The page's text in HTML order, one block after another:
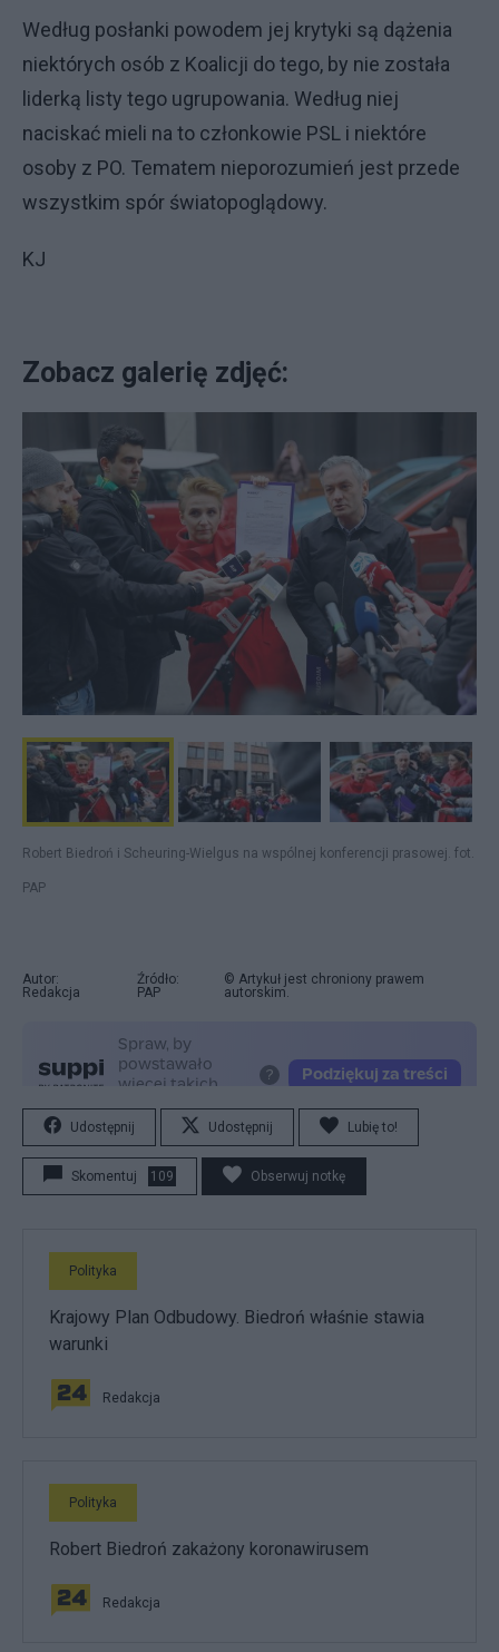
Według posłanki powodem jej krytyki są dążenia
niektórych osób z Koalicji do tego, by nie została
liderką listy tego ugrupowania. Według niej
naciskać mieli na to członkowie PSL i niektóre
osoby z PO. Tematem nieporozumień jest przede
wszystkim spór światopoglądowy.
KJ
Zobacz galerię zdjęć:
Robert Biedroń i Scheuring-Wielgus na wspólnej konferencji prasowej. fot.
PAP
Autor:
Redakcja
Źródło:
PAP
© Artykuł jest chroniony prawem
autorskim.
Udostępnij Udostępnij Lubię to!
Skomentuj 109 Obserwuj notkę
Polityka
Krajowy Plan Odbudowy. Biedroń właśnie stawia
warunki
Redakcja
Polityka
Robert Biedroń zakażony koronawirusem
Redakcja